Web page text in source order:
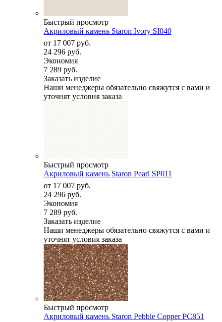
Быстрый просмотр
Акриловый камень Staron Ivory SI040
от 17 007 руб.
24 296 руб.
Экономия
7 289 руб.
Заказать изделие
Наши менеджеры обязательно свяжутся с вами и
уточнят условия заказа
Быстрый просмотр
Акриловый камень Staron Pearl SP011
от 17 007 руб.
24 296 руб.
Экономия
7 289 руб.
Заказать изделие
Наши менеджеры обязательно свяжутся с вами и
уточнят условия заказа
Быстрый просмотр
Акриловый камень Staron Pebble Copper PC851